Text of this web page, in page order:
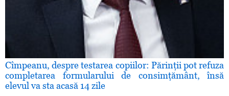
Cîmpeanu, despre testarea copiilor: Părinţii pot refuza
completarea formularului de consimţământ, însă
elevul va sta acasă 14 zile